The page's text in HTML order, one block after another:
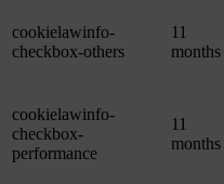
cookielawinfo-
checkbox-others
11
months
cookielawinfo-
checkbox-
performance
11
months